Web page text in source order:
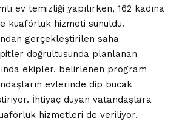
ev temizliği yapılırken, 162 kadına
kuaförlük hizmeti sunuldu.
gerçekleştirilen saha
doğrultusunda planlanan
ekipler, belirlenen program
evlerinde dip bucak
İhtiyaç duyan vatandaşlara
hizmetleri de veriliyor.